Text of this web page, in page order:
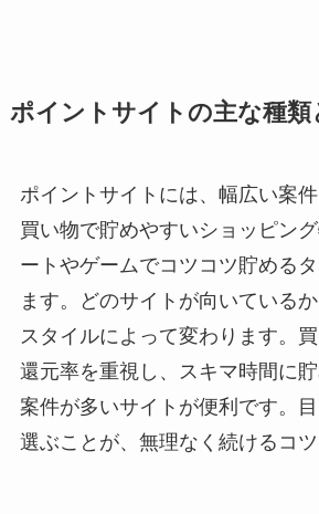
ポイントサイトの主な種類
ポイントサイトには、幅広い案件
買い物で貯めやすいショッピン
ートやゲームでコツコツ貯める
ます。どのサイトが向いている
スタイルによって変わります。
還元率を重視し、スキマ時間に
案件が多いサイトが便利です。
選ぶことが、無理なく続けるコツ